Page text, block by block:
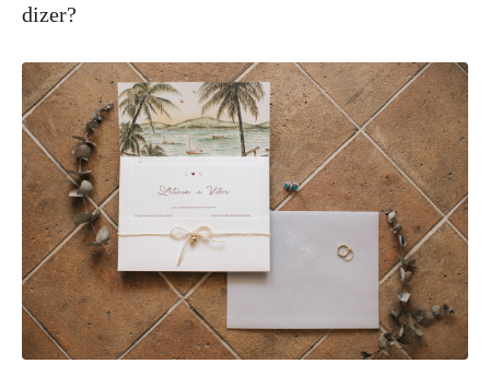
dizer?